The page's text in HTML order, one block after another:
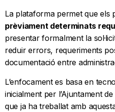
La plataforma permet que els
prèviament determinats
presentar formalment la
reduir errors, requeriments
documentació entre
L’enfocament es basa en
inicialment per l’Ajuntament
que ja ha treballat amb